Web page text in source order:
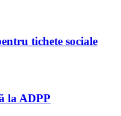
tichete sociale
la ADPP